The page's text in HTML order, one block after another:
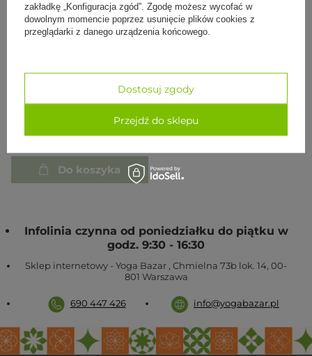
Ręcznik do jogi Manduka
285,00 zł
Do koszyka
Infolinia czynna od poniedziałku do piątku w
godz. 9:30 - 16:30
Sklep internetowy - Yoga Bazar , Chmielna 73b lok. 14, 00-
801 Warszawa
690 447 426 info@yogabazar.pl
zakładkę „Konfiguracja zgód”. Zgodę możesz wycofać w
dowolnym momencie poprzez usunięcie plików cookies z
przeglądarki z danego urządzenia końcowego.
Dostosuj zgody
Przejdź do sklepu